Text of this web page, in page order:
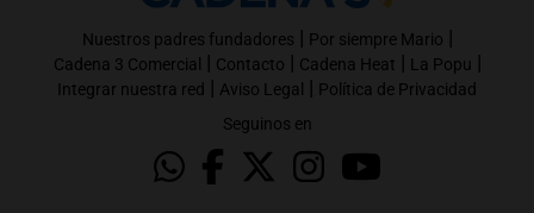
Nuestros padres fundadores | Por siempre Mario |
Cadena 3 Comercial | Contacto | Cadena Heat | La Popu |
Integrar nuestra red | Aviso Legal | Política de Privacidad
Seguinos en